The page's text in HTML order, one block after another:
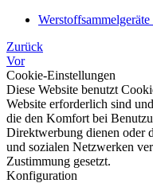
Zurück
Vor
Cookie-Einstellungen
Diese Website benutzt
Website erforderlich sind
die den Komfort bei
Direktwerbung dienen oder
und sozialen Netzwerken
Zustimmung gesetzt.
Konfiguration